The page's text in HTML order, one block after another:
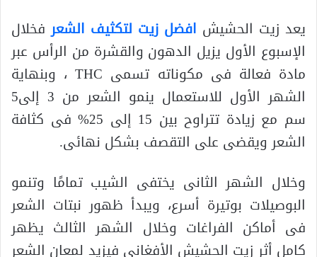
يعد زيت الحشيش افضل زيت لتكثيف الشعرفخلال
الإسبوع الأول يزيل الدهون والقشرة من الرأس عبر
مادة فعالة فى مكوناته تسمى THC ، وبنهاية
الشهر الأول للاستعمال ينمو الشعر من 3 إلى5
سم مع زيادة تتراوح بين 15 إلى 25% فى كثافة
الشعر ويقضى على التقصف بشكل نهائى.
وخلال الشهر الثانى يختفى الشيب تمامًا وتنمو
البوصيلات بوتيرة أسرع، ويبدأ ظهور نبتات الشعر
فى أماكن الفراغات وخلال الشهر الثالث يظهر
كامل أثر زيت الحشيش الأفغانى فيزيد لمعان الشعر